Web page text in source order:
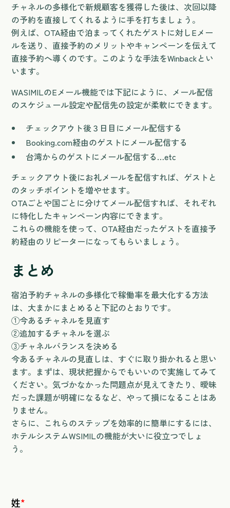
チャネルの多様化で新規顧客を獲得した後は、次回以降
の予約を直接してくれるように手を打ちましょう。
例えば、OTA経由で泊まってくれたゲストに対しEメー
ルを送り、直接予約のメリットやキャンペーンを伝えて
直接予約へ導くのです。このような手法をWinbackとい
います。
WASIMILのEメール機能では下記にように、メール配信
のスケジュール設定や配信先の設定が柔軟にできます。
チェックアウト後３日目にメール配信する
Booking.com経由のゲストにメール配信する
台湾からのゲストにメール配信する…etc
チェックアウト後にお礼メールを配信すれば、ゲストと
のタッチポイントを増やせます。
OTAごとや国ごとに分けてメール配信すれば、それぞれ
に特化したキャンペーン内容にできます。
これらの機能を使って、OTA経由だったゲストを直接予
約経由のリピーターになってもらいましょう。
まとめ
宿泊予約チャネルの多様化で稼働率を最大化する方法
は、大まかにまとめると下記のとおりです。
①今あるチャネルを見直す
②追加するチャネルを選ぶ
③チャネルバランスを決める
今あるチャネルの見直しは、すぐに取り掛かれると思い
ます。まずは、現状把握からでもいいので実施してみて
ください。気づかなかった問題点が見えてきたり、曖昧
だった課題が明確になるなど、やって損になることはあ
りません。
さらに、これらのステップを効率的に簡単にするには、
ホテルシステムWSIMILの機能が大いに役立つでしょ
う。